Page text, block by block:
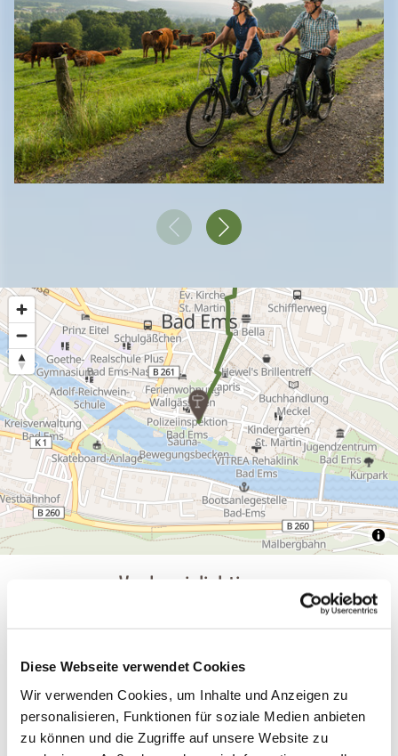
Diese Webseite verwendet Cookies
Wir verwenden Cookies, um Inhalte und Anzeigen zu
personalisieren, Funktionen für soziale Medien anbieten
zu können und die Zugriffe auf unsere Website zu
Verdere inlichtingen
Info vlag
Benadering